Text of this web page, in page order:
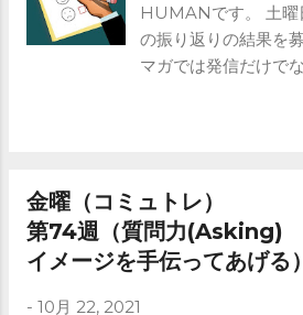
HUMANです。 土曜
の振り返りの結果を
マガでは発信だけで
人の悪口を言わな
ます。 子供は急には
していくことが大事
り返っていただき、
を共有します。 みん
金曜（コミュトレ）
第74週（質問力(Asking)
イメージを手伝ってあげる）
- 10月 22, 2021